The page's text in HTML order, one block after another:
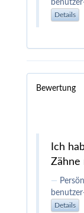
Details
Bewertung
Ich
Zähne
Details